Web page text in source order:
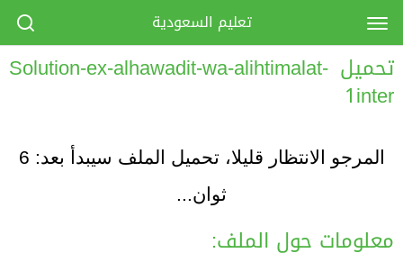
تحميل Solution-ex-alhawadit-wa-alihtimalat-
1inter
المرجو الانتظار قليلا، تحميل الملف سيبدأ بعد: 6
ثوان...
معلومات حول الملف:
تعليم السعودية